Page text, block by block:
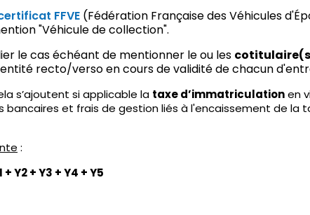
FFVE (Fédération Française des Véhicules
"Véhicule de collection".
le cas échéant de mentionner le ou les
recto/verso en cours de validité de chacun
s’ajoutent si applicable la taxe d’immatriculationen
bancaires et frais de gestion liés à l'encaissement de
:
+ Y2 + Y3 + Y4 + Y5